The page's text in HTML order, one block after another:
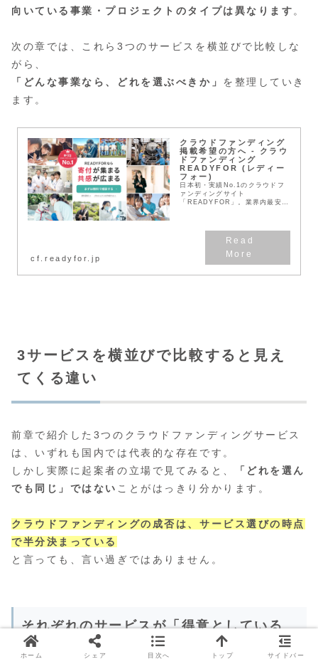
向いている事業・プロジェクトのタイプは異なります 。
次の章では、これら3つのサービスを横並びで比較しな
がら、
「どんな事業なら、どれを選ぶべきか」 を整理していき
ます。
クラウドファンディング
掲載希望の方へ - クラウ
ドファンディング
READYFOR (レディー
フォー)
日本初・実績No.1のクラウドフ
ァンディングサイト
「READYFOR」。業界内最安値
まずは無料相談から
cf.readyfor.jp
3サービスを横並びで比較すると見え
てくる違い
前章で紹介した3つのクラウドファンディングサービス
は、いずれも国内では代表的な存在です。
しかし実際に起案者の立場で見てみると、
「どれを選ん
でも同じ」ではない ことがはっきり分かります。
クラウドファンディングの成否は、サービス選びの時点
で半分決まっている
と言っても、言い過ぎではありません。
それぞれのサービスが「得意としている
こと」
ホーム シェア 目次へ トップ サイドバー